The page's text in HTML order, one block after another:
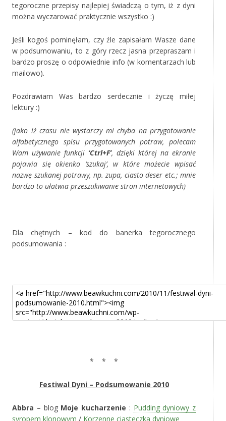
tegoroczne przepisy najlepiej świadczą o tym, iż z dyni
można wyczarować praktycznie wszystko :)
Jeśli kogoś pominęłam, czy źle zapisałam Wasze dane
w podsumowaniu, to z góry rzecz jasna przepraszam i
bardzo proszę o odpowiednie info (w komentarzach lub
mailowo).
Pozdrawiam Was bardzo serdecznie i życzę miłej
lektury :)
(jako iż czasu nie wystarczy mi chyba na przygotowanie
alfabetycznego spisu przygotowanych potraw, polecam
Wam używanie funkcji ‘Ctrl+F’, dzięki której na ekranie
pojawia się okienko ‘szukaj’, w które możecie wpisać
nazwę szukanej potrawy, np. zupa, ciasto deser etc.; mnie
bardzo to ułatwia przeszukiwanie stron internetowych)
Dla chętnych – kod do banerka tegorocznego
podsumowania :
* * *
Festiwal Dyni – Podsumowanie 2010
Abbra – blog Moje kucharzenie : Pudding dyniowy z
syropem klonowym / Korzenne ciasteczka dyniowe